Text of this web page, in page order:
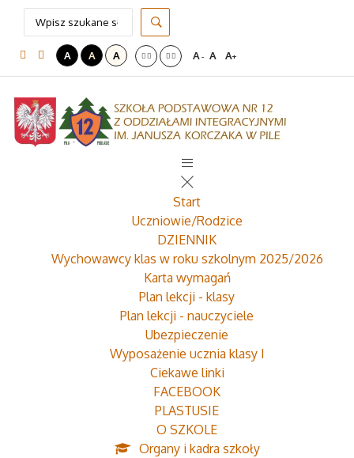
A A A A- A A+
Start
Uczniowie/Rodzice
DZIENNIK
Wychowawcy klas w roku szkolnym 2025/2026
Karta wymagań
Plan lekcji - klasy
Plan lekcji - nauczyciele
Ubezpieczenie
Wyposażenie ucznia klasy I
Ciekawe linki
FACEBOOK
PLASTUSIE
O SZKOLE
Organy i kadra szkoły